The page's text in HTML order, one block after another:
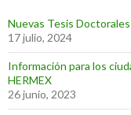
Nuevas Tesis Doctorales
17 julio, 2024
Información para los
HERMEX
26 junio, 2023